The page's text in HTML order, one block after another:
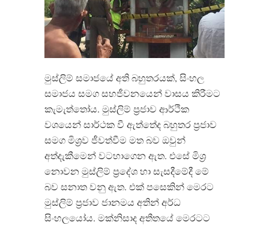
මුස්ලිම් සමාජයේ අති බහුතරයක්, සිංහල
සමාජය සමග සහජීවනයෙන් වාසය කිරීමට
කැමැත්තෝය. මුස්ලිම් ප්‍රජාව ආර්ථික
වශයෙන් සාර්ථක වී ඇත්තේද බහුතර ප්‍රජාව
සමග මිශ්‍රව ජීවත්වීම මත බව ඔවුන්
අත්දැකීමෙන් වටහාගෙන ඇත. එසේ මිශ්‍ර
නොවන මුස්ලිම් ප්‍රදේශ හා සැසදීමේදී මේ
බව සනාත වනු ඇත. එක් පසෙකින් මෙරට
මුස්ලිම් ප්‍රජාව ජානමය අතින් අර්ධ
සිංහලයෝය. මක්නිසාද අතීතයේ මෙරටට